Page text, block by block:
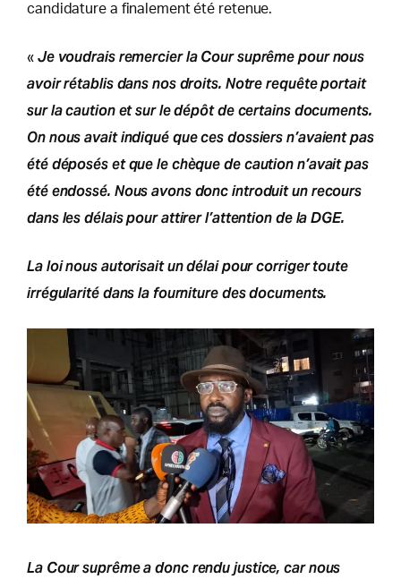
candidature a finalement été retenue.
« Je voudrais remercier la Cour suprême pour nous
avoir rétablis dans nos droits. Notre requête portait
sur la caution et sur le dépôt de certains documents.
On nous avait indiqué que ces dossiers n’avaient pas
été déposés et que le chèque de caution n’avait pas
été endossé. Nous avons donc introduit un recours
dans les délais pour attirer l’attention de la DGE.
La loi nous autorisait un délai pour corriger toute
irrégularité dans la fourniture des documents.
La Cour suprême a donc rendu justice, car nous